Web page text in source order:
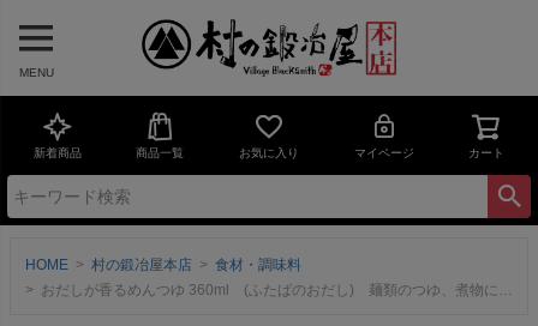
MENU
新着商品 商品一覧 お気に入り マイページ カート
HOME 村の鍛冶屋本店
食材・調味料
おだしが香るめんつゆ 360ml (ふたばのおだし) 麺類のつゆ、煮物に！卓上に置くボトルとしても 8種のお出汁が香る奥深い味わい